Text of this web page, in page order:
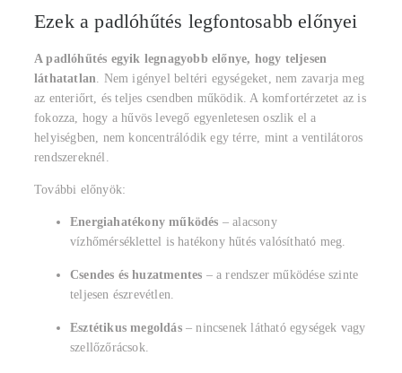
Ezek a padlóhűtés legfontosabb előnyei
A padlóhűtés egyik legnagyobb előnye, hogy teljesen
láthatatlan. Nem igényel beltéri egységeket, nem zavarja meg
az enteriőrt, és teljes csendben működik. A komfortérzetet az is
fokozza, hogy a hűvös levegő egyenletesen oszlik el a
helyiségben, nem koncentrálódik egy térre, mint a ventilátoros
rendszereknél.
További előnyök:
Energiahatékony működés – alacsony
vízhőmérséklettel is hatékony hűtés valósítható meg.
Csendes és huzatmentes – a rendszer működése szinte
teljesen észrevétlen.
Esztétikus megoldás– nincsenek látható egységek vagy
szellőzőrácsok.